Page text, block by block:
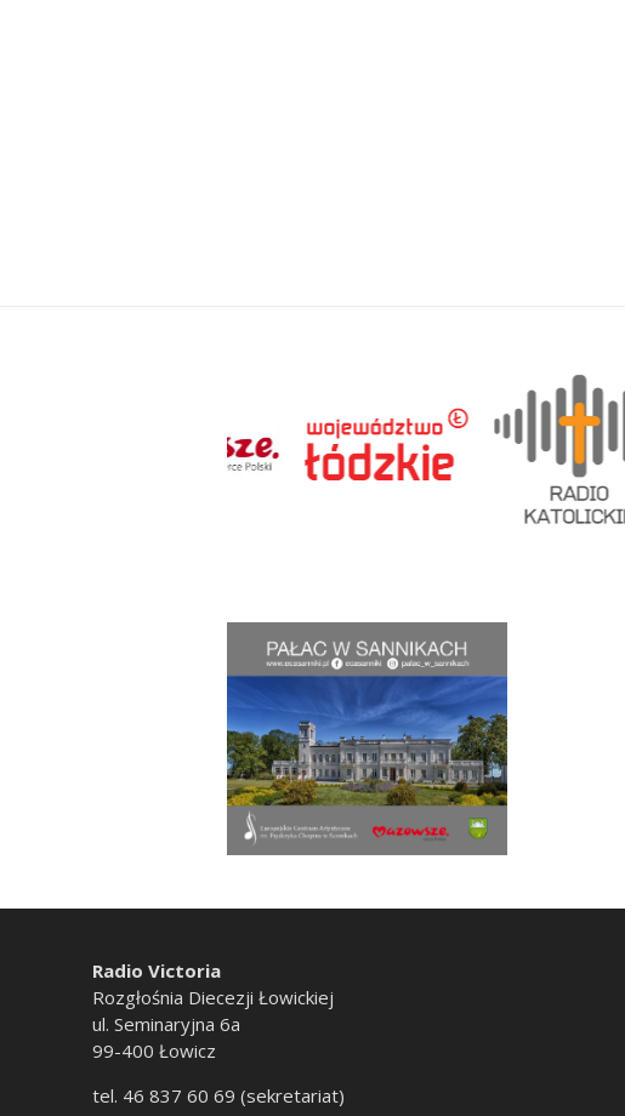
Radio Victoria
Rozgłośnia Diecezji Łowickiej
ul. Seminaryjna 6a
99-400 Łowicz
tel. 46 837 60 69 (sekretariat)